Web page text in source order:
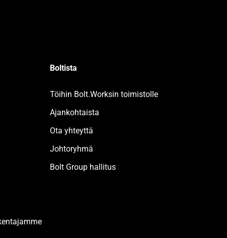
Boltista
Töihin Bolt.Worksin toimistolle
Ajankohtaista
Ota yhteyttä
Johtoryhmä
Bolt Group hallitus